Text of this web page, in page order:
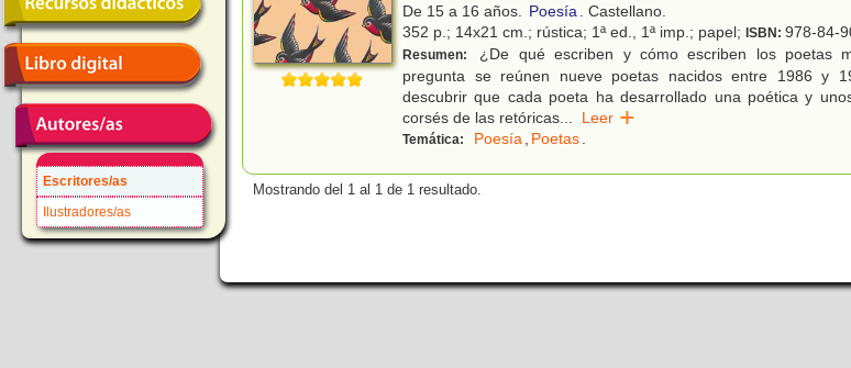
Escritores/as
Ilustradores/as
De 15 a 16 años. Poesía. Castellano.
352 p.; 14x21 cm.; rústica; 1ª ed., 1ª imp.; papel; ISBN: 978-84-
Resumen:
¿De qué escriben y cómo escriben los poetas
pregunta se reúnen nueve poetas nacidos entre 1986 y
descubrir que cada poeta ha desarrollado una poética y
corsés de las retóricas... Leer
Temática: Poesía, Poetas.
Mostrando del 1 al 1 de 1 resultado.